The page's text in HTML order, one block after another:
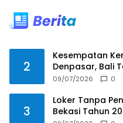
2
Kesempatan
Denpasar, Bali
09/07/2026 0
3
Loker Tanpa
Bekasi Tahun